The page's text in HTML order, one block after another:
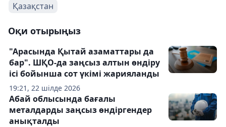
Қазақстан
Оқи отырыңыз
19:21, 22 шілде 2026
"Арасында Қытай азаматтары да
бар". ШҚО-да заңсыз алтын өндіру
ісі бойынша сот үкімі жарияланды
Абай облысында бағалы
металдарды заңсыз өндіргендер
анықталды